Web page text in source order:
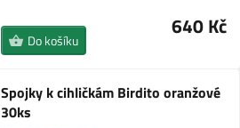
640 Kč
Do košíku
Spojky k cihličkám Birdito oranžové
30ks